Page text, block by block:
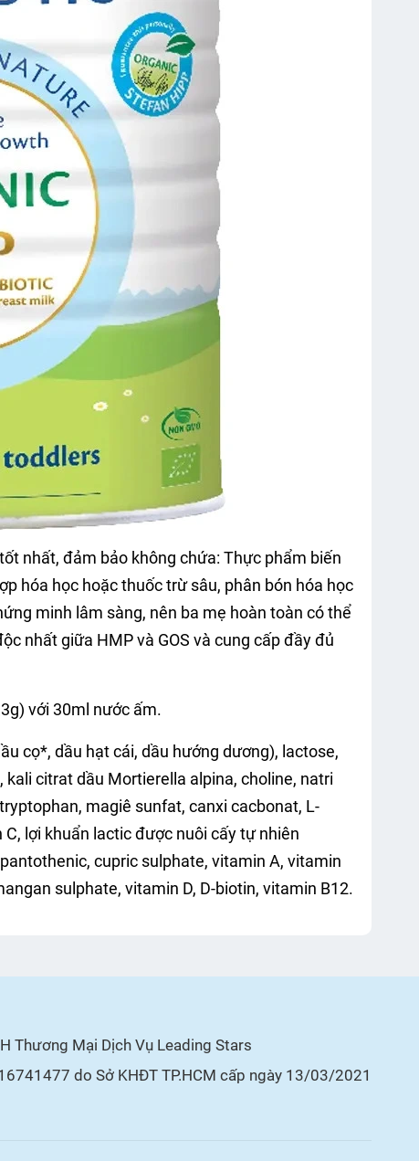
nhất, đảm bảo không chứa: Thực phẩm biến
hóa học hoặc thuốc trừ sâu, phân bón hóa học
minh lâm sàng, nên ba mẹ hoàn toàn có thể
nhất giữa HMP và GOS và cung cấp đầy đủ
với 30ml nước ấm.
cọ*, dầu hạt cái, dầu hướng dương), lactose,
citrat dầu Mortierella alpina, choline, natri
magiê sunfat, canxi cacbonat, L-
lợi khuẩn lactic được nuôi cấy tự nhiên
cupric sulphate, vitamin A, vitamin
sulphate, vitamin D, D-biotin, vitamin B12.
Thương Mại Dịch Vụ Leading Stars
do Sở KHĐT TP.HCM cấp ngày 13/03/2021